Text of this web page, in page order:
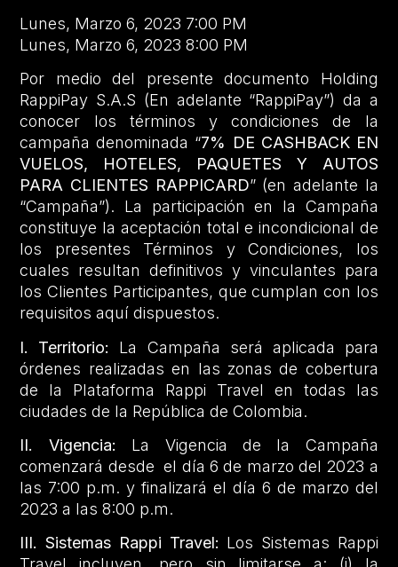
Lunes, Marzo 6, 2023 7:00 PM
Lunes, Marzo 6, 2023 8:00 PM
Por medio del presente documento Holding
RappiPay S.A.S (En adelante “RappiPay”) da a
conocer los términos y condiciones de la
campaña denominada “7% DE CASHBACK EN
VUELOS, HOTELES, PAQUETES Y AUTOS
PARA CLIENTES RAPPICARD” (en adelante la
“Campaña”). La participación en la Campaña
constituye la aceptación total e incondicional de
los presentes Términos y Condiciones, los
cuales resultan definitivos y vinculantes para
los Clientes Participantes, que cumplan con los
requisitos aquí dispuestos.
I. Territorio: La Campaña será aplicada para
órdenes realizadas en las zonas de cobertura
de la Plataforma Rappi Travel en todas las
ciudades de la República de Colombia.
II. Vigencia: La Vigencia de la Campaña
comenzará desde el día 6 de marzo del 2023 a
las 7:00 p.m. y finalizará el día 6 de marzo del
2023 a las 8:00 p.m.
III. Sistemas Rappi Travel: Los Sistemas Rappi